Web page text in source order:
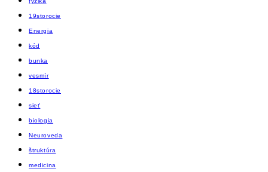
19storocie
Energia
kód
bunka
vesmír
18storocie
sieť
biologia
Neuroveda
štruktúra
medicina